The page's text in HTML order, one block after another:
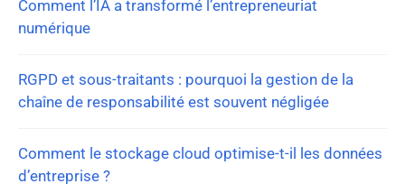
Comment l’IA a transformé l’entrepreneuriat
numérique
RGPD et sous-traitants : pourquoi la gestion de la
chaîne de responsabilité est souvent négligée
Comment le stockage cloud optimise-t-il les données
d’entreprise ?